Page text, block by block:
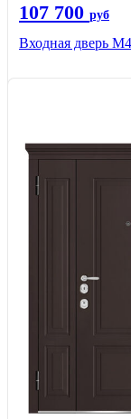
107 700 руб
Входная дверь